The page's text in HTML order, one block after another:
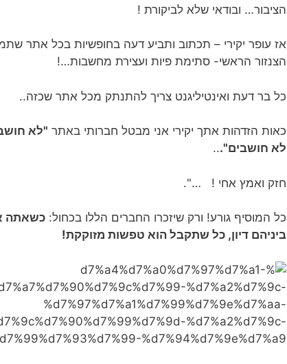
הציבור… ובודאי שלא לביקורת !
אז עופר יקירי – תכתוב ותביע דעה בחופשיות בכל אתר
הצנזור הראשי- סתימת פיות ועצירת מחשבות…!
כל בר דעת ואינטיליגנט צריך להתנתק מכל אתר שכזה..
כאות הזדהות אתך יקירי אני מבטל חברותי באתר "לא
לא חושבים"...
חזק ואמץ אחי ! …".
כל המוסיף גורע! ורק שיזכרו החברים הללו בכחול: כשאתה
ביניהם דיון, כל שתקבל הוא טפשות מזוקקת!